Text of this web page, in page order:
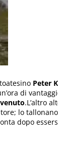
Peter
di
.L’altro
lo
dopo